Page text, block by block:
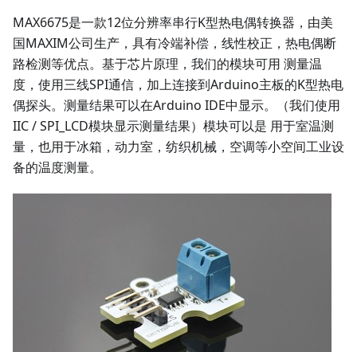
MAX6675是一款12位分辨率串行K型热电偶转换器，由美
国MAXIM公司生产，具有冷端补偿，线性校正，热电偶断
路检测等优点。基于芯片原理，我们的模块可用 测量温
度，使用三线SPI通信，加上连接到Arduino主板的K型热电
偶探头。测量结果可以在Arduino IDE中显示。（我们使用
IIC / SPI_LCD模块显示测量结果）模块可以是 用于室温测
量，也用于冰箱，动力室，纺织机械，空调等小空间工业设
备的温度测量。